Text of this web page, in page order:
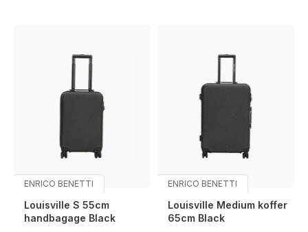
ENRICO BENETTI
Louisville S 55cm
handbagage Black
ENRICO BENETTI
Louisville Medium koffer
65cm Black